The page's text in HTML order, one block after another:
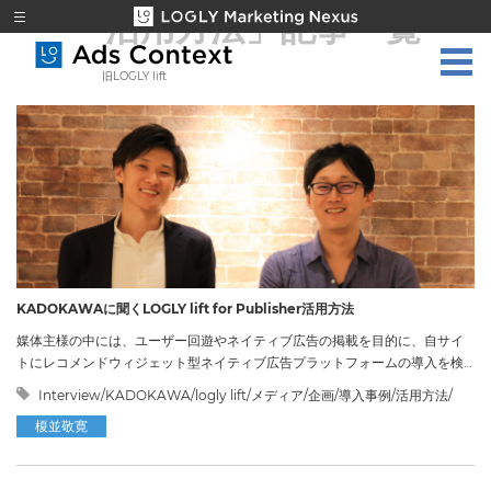
旧LOGLY lift
「活用方法」記事一覧
KADOKAWAに聞くLOGLY lift for Publisher活用方法
媒体主様の中には、ユーザー回遊やネイティブ広告の掲載を目的に、自サイ
トにレコメンドウィジェット型ネイティブ広告プラットフォームの導入を検
討されている方や、どのようなコンテンツレコメンドが適しているのか悩ま
れている方が多いかと思います。 そのような媒体主様の悩みを少しでも解決
できればと思い、実際に弊社サービス「LOGLY lift for Publisher」をご利用
Interview/KADOKAWA/logly lift/メディア/企画/導入事例/活用方法/
榎並敬寛